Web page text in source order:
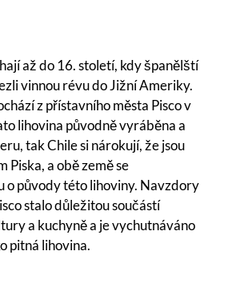
až do 16. století, kdy španělští
vinnou révu do Jižní Ameriky.
z přístavního města Pisco v
lihovina původně vyráběna a
tak Chile si nárokují, že jsou
Piska, a obě země se
o původy této lihoviny. Navzdory
stalo důležitou součástí
a kuchyně a je vychutnáváno
pitná lihovina.